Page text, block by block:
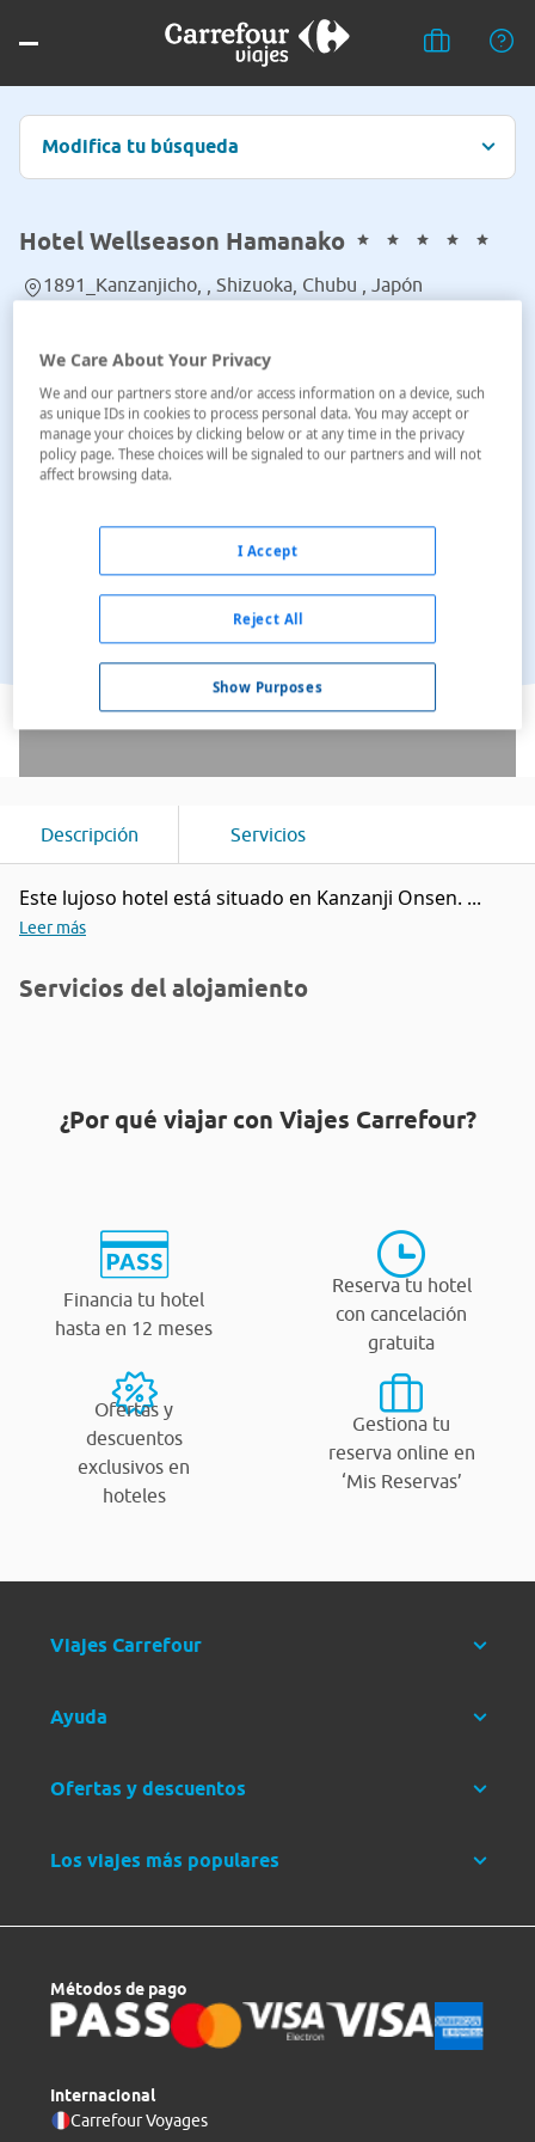
Modifica tu búsqueda
Hotel Wellseason Hamanako
1891_Kanzanjicho, , Shizuoka, Chubu , Japón
Ver en el mapa
Descripción Servicios
Este lujoso hotel está situado en Kanzanji Onsen. ...
Leer más
Servicios del alojamiento
¿Por qué viajar con Viajes Carrefour?
Financia tu hotel
hasta en 12 meses
Reserva tu hotel
con cancelación
gratuita
Ofertas y
descuentos
exclusivos en
hoteles
Gestiona tu
reserva online en
‘Mis Reservas’
Viajes Carrefour
Ayuda
Ofertas y descuentos
Los viajes más populares
Métodos de pago
Internacional
Carrefour Voyages
We Care About Your Privacy
We and our partners store and/or access information on a device, such
as unique IDs in cookies to process personal data. You may accept or
manage your choices by clicking below or at any time in the privacy
policy page. These choices will be signaled to our partners and will not
affect browsing data.
Show Purposes
Reject All
I Accept